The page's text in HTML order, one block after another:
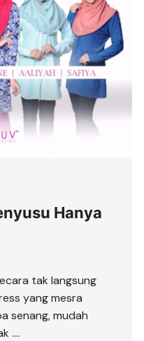
Hanya
tak langsung
yang mesra
senang, mudah
….